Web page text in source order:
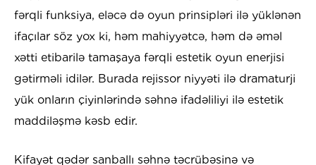
fərqli funksiya, eləcə də oyun prinsipləri ilə yüklənən
ifaçılar söz yox ki, həm mahiyyətcə, həm də əməl
xətti etibarilə tamaşaya fərqli estetik oyun enerjisi
gətirməli idilər. Burada rejissor niyyəti ilə dramaturji
yük onların çiyinlərində səhnə ifadəliliyi ilə estetik
maddiləşmə kəsb edir.
Kifayət qədər sanballı səhnə təcrübəsinə və